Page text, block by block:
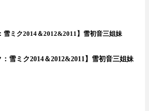
雪ミク2014＆2012&2011】雪初音三姐妹
雪ミク2014＆2012&2011】雪初音三姐妹